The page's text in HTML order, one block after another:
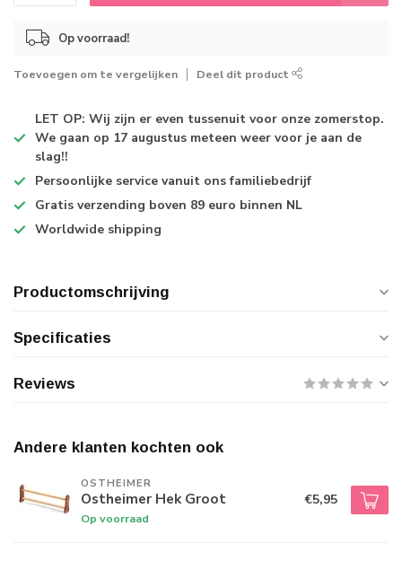
Op voorraad!
Toevoegen om te vergelijken Deel dit product
LET OP: Wij zijn er even tussenuit voor onze zomerstop.
We gaan op 17 augustus meteen weer voor je aan de
slag!!
Persoonlijke service vanuit ons familiebedrijf
Gratis verzending boven 89 euro binnen NL
Worldwide shipping
Productomschrijving
Specificaties
Reviews
Andere klanten kochten ook
OSTHEIMER
Ostheimer Hek Groot
Op voorraad
€5,95